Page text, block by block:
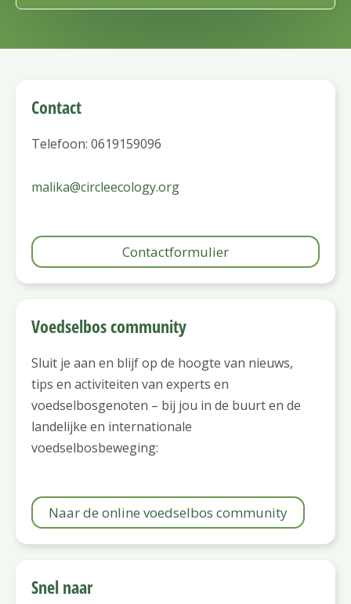
Contact
Telefoon: 0619159096
malika@circleecology.org
Contactformulier
Voedselbos community
Sluit je aan en blijf op de hoogte van nieuws,
tips en activiteiten van experts en
voedselbosgenoten – bij jou in de buurt en de
landelijke en internationale
voedselbosbeweging:
Naar de online voedselbos community
Snel naar